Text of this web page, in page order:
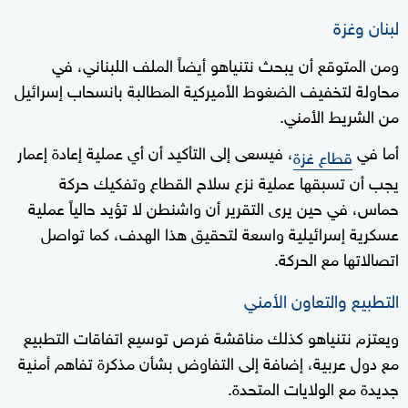
لبنان وغزة
ومن المتوقع أن يبحث نتنياهو أيضاً الملف اللبناني، في
محاولة لتخفيف الضغوط الأميركية المطالبة بانسحاب إسرائيل
من الشريط الأمني.
أما فيقطاع غزة، فيسعى إلى التأكيد أن أي عملية إعادة إعمار
يجب أن تسبقها عملية نزع سلاح القطاع وتفكيك حركة
حماس، في حين يرى التقرير أن واشنطن لا تؤيد حالياً عملية
عسكرية إسرائيلية واسعة لتحقيق هذا الهدف، كما تواصل
اتصالاتها مع الحركة.
التطبيع والتعاون الأمني
ويعتزم نتنياهو كذلك مناقشة فرص توسيع اتفاقات التطبيع
مع دول عربية، إضافة إلى التفاوض بشأن مذكرة تفاهم أمنية
جديدة مع الولايات المتحدة.